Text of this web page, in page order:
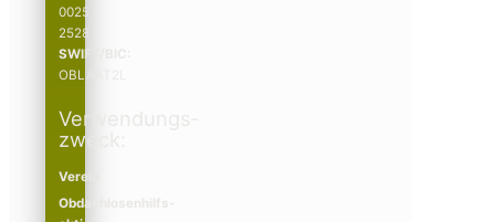
0025
2528
SWIFT/BIC:
OBLAAT2L
Verwendungs­­
zweck:
Verein
Obdachlosenhilfs­­